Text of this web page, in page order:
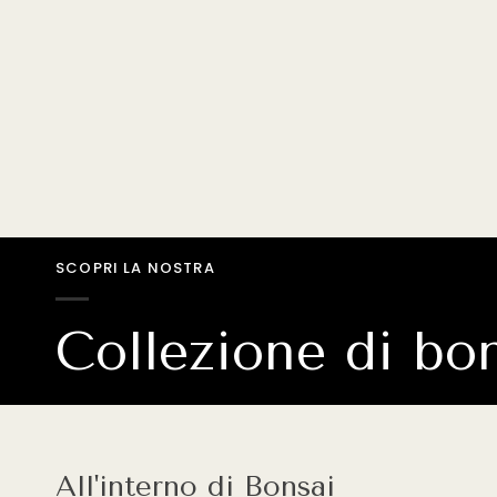
SCOPRI LA NOSTRA
Collezione di
All'interno di Bonsai